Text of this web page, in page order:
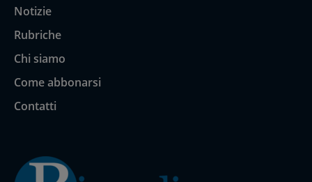
Notizie
Rubriche
Chi siamo
Come abbonarsi
Contatti